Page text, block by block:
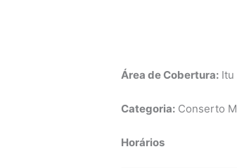
Área de Cobertura: Itu
Categoria: Conserto
Horários